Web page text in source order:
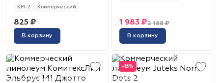
3,50 | 4,00 м) Fresco 1
КМ-2 Коммерческий
825 ₽
В корзину
2 188 ₽
1 983 ₽
В корзину
-15%